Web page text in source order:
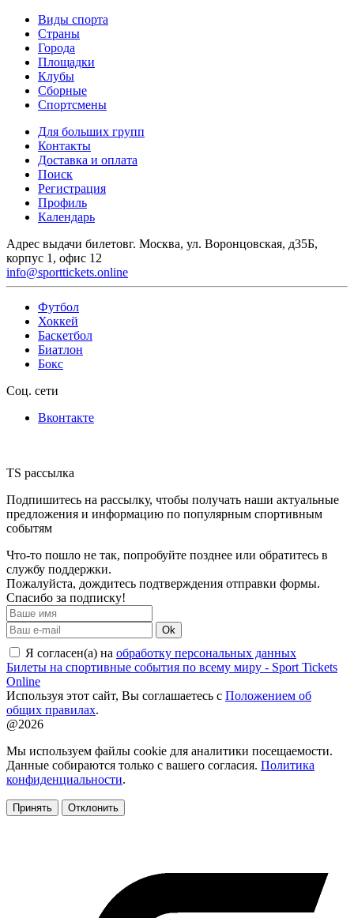
Виды спорта
Страны
Города
Площадки
Клубы
Сборные
Спортсмены
Для больших групп
Контакты
Доставка и оплата
Поиск
Регистрация
Профиль
Календарь
Адрес выдачи билетовг. Москва, ул. Воронцовская, д35Б,
корпус 1, офис 12
info@sporttickets.online
Футбол
Хоккей
Баскетбол
Биатлон
Бокс
Соц. сети
Вконтакте
TS рассылка
Подпишитесь на рассылку, чтобы получать наши актуальные
предложения и информацию по популярным спортивным
событям
Что-то пошло не так, попробуйте позднее или обратитесь в
службу поддержки.
Пожалуйста, дождитесь подтверждения отправки формы.
Спасибо за подписку!
Ok
Я согласен(а) на обработку персональных данных
Билеты на спортивные события по всему миру - Sport Tickets
Online
Используя этот сайт, Вы соглашаетесь с Положением об
общих правилах.
@2026
Мы используем файлы cookie для аналитики посещаемости.
Данные собираются только с вашего согласия. Политика
конфиденциальности.
Принять Отклонить